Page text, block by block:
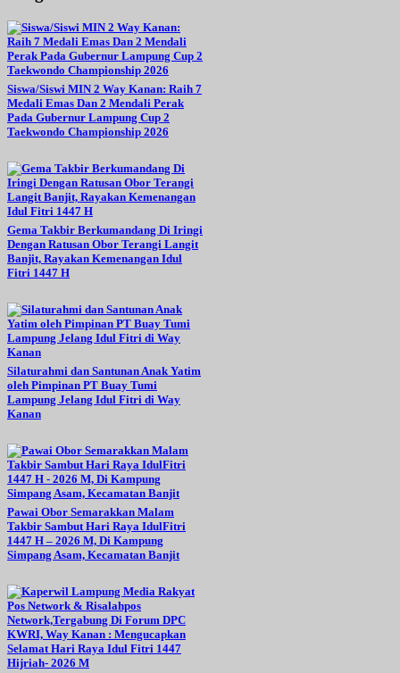
Siswa/Siswi MIN 2 Way Kanan: Raih 7
Medali Emas Dan 2 Mendali Perak
Pada Gubernur Lampung Cup 2
Taekwondo Championship 2026
Gema Takbir Berkumandang Di Iringi
Dengan Ratusan Obor Terangi Langit
Banjit, Rayakan Kemenangan Idul
Fitri 1447 H
Silaturahmi dan Santunan Anak Yatim
oleh Pimpinan PT Buay Tumi
Lampung Jelang Idul Fitri di Way
Kanan
Pawai Obor Semarakkan Malam
Takbir Sambut Hari Raya IdulFitri
1447 H – 2026 M, Di Kampung
Simpang Asam, Kecamatan Banjit